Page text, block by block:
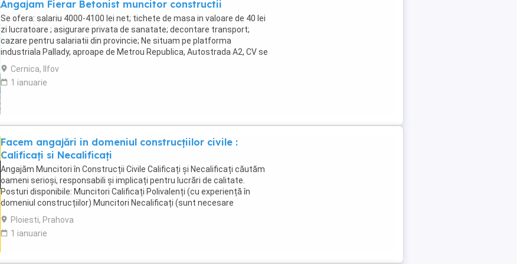
Angajam Fierar Betonist muncitor constructii
Se ofera: salariu 4000-4100 lei net; tichete de masa in valoare de 40 lei
zi lucratoare ; asigurare privata de sanatate; decontare transport;
cazare pentru salariatii din provincie; Ne situam pe platforma
industriala Pallady, aproape de Metrou Republica, Autostrada A2, CV se
transmite ...
Cernica, Ilfov
1 ianuarie
Facem angajări in domeniul construcțiilor civile :
Calificați si Necalificați
Angajăm Muncitori în Construcții Civile Calificați și Necalificați căutăm
oameni serioși, responsabili și implicați pentru lucrări de calitate.
Posturi disponibile: Muncitori Calificați Polivalenți (cu experiență în
domeniul construcțiilor) Muncitori Necalificați (sunt necesare
cunoștințe de bază ...
Ploiesti, Prahova
1 ianuarie